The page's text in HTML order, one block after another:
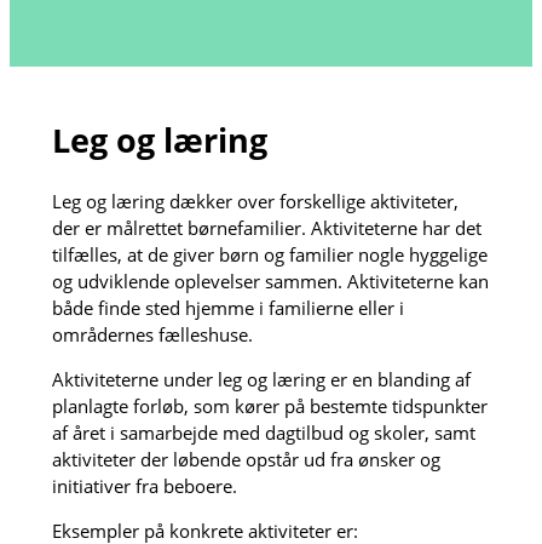
Leg og læring
Leg og læring dækker over forskellige aktiviteter,
der er målrettet børnefamilier. Aktiviteterne har det
tilfælles, at de giver børn og familier nogle hyggelige
og udviklende oplevelser sammen. Aktiviteterne kan
både finde sted hjemme i familierne eller i
områdernes fælleshuse.
Aktiviteterne under leg og læring er en blanding af
planlagte forløb, som kører på bestemte tidspunkter
af året i samarbejde med dagtilbud og skoler, samt
aktiviteter der løbende opstår ud fra ønsker og
initiativer fra beboere.
Eksempler på konkrete aktiviteter er: